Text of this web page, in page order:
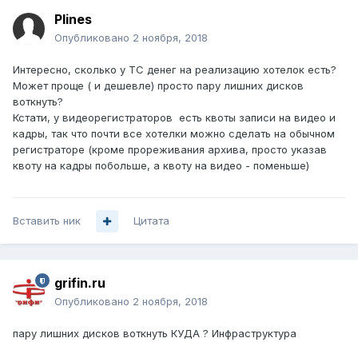
Plines
Опубликовано 2 ноября, 2018
Интересно, сколько у ТС денег на реализацию хотелок есть?
Может проще ( и дешевле) просто пару лишних дисков
воткнуть?
Кстати, у видеорегистраторов есть квоты записи на видео и
кадры, так что почти все хотелки можно сделать на обычном
регистраторе (кроме прореживания архива, просто указав
квоту на кадры побольше, а квоту на видео - поменьше)
Вставить ник Цитата
grifin.ru
Опубликовано 2 ноября, 2018
пару лишних дисков воткнуть КУДА ? Инфраструктура